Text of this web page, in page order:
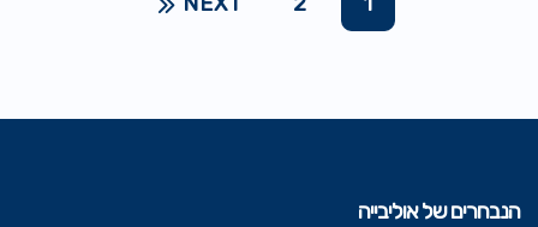
הנבחרים של אוליבייה